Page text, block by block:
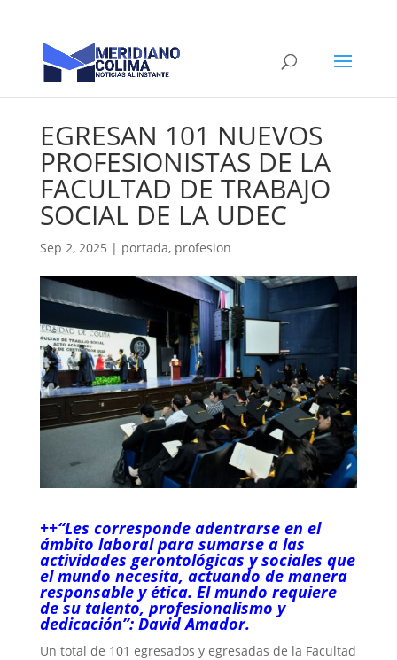
EGRESAN 101 NUEVOS
PROFESIONISTAS DE LA
FACULTAD DE TRABAJO
SOCIAL DE LA UDEC
Sep 2, 2025 | portada, profesion
++“Les corresponde adentrarse en el
ámbito laboral para sumarse a las
actividades gerontológicas y sociales que
el mundo necesita, actuando de manera
responsable y ética. El mundo requiere
de su talento, profesionalismo y
dedicación”: David Amador.
Un total de 101 egresados y egresadas de la Facultad